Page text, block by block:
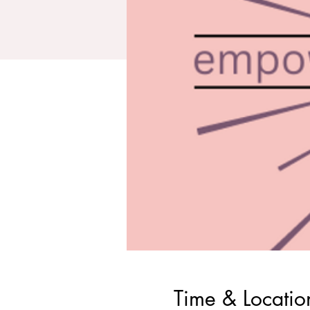
Time &